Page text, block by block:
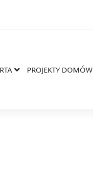
PROJEKTY DOMÓW